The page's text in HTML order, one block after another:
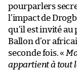
pourparlers
l’impact de
qu’il est invité
Ballon d’or
seconde fois. «
appartient à tout